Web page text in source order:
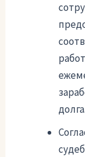
долга.